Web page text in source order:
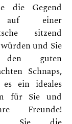
die Gegend
auf einer
sitzend
und Sie
den guten
Schnaps,
ein ideales
für Sie und
Freunde!